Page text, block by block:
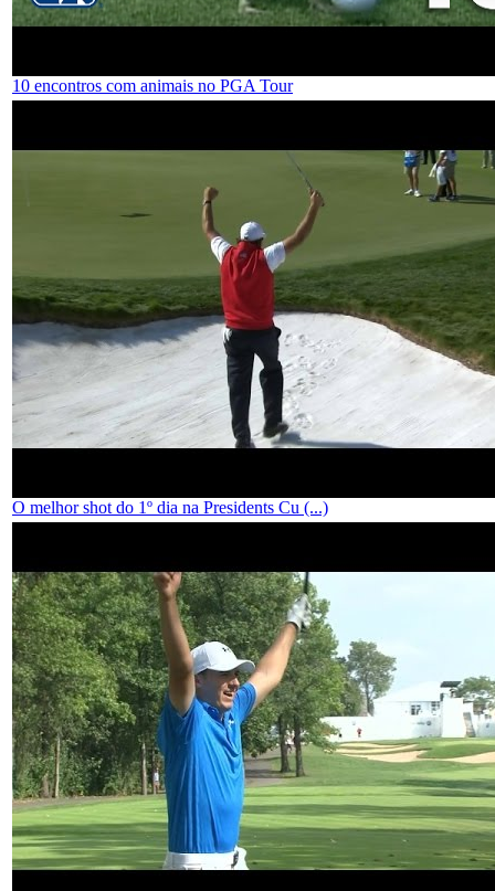
10 encontros com animais no PGA Tour
O melhor shot do 1º dia na Presidents Cu (...)